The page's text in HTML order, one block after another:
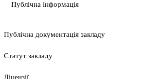
Публічна інформація
Публічна документація закладу
Статут закладу
Ліцензії